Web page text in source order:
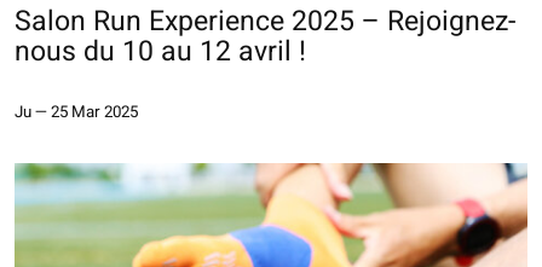
Salon Run Experience 2025 – Rejoignez-
nous du 10 au 12 avril !
Ju—25 Mar 2025